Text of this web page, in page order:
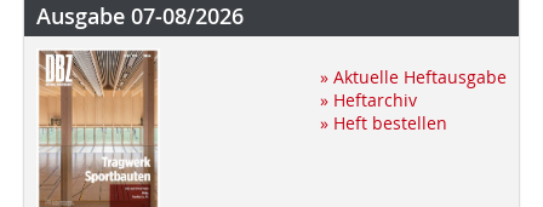
Ausgabe 07-08/2026
» Aktuelle Heftausgabe
» Heftarchiv
» Heft bestellen